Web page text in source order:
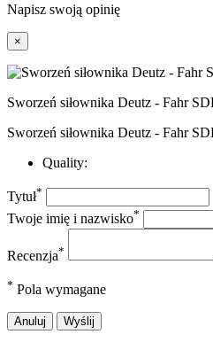
Napisz swoją opinię
×
Sworzeń siłownika Deutz - Fahr
Sworzeń siłownika Deutz - Fahr
Quality:
Tytuł*
Twoje imię i nazwisko*
Recenzja*
* Pola wymagane
Anuluj Wyślij